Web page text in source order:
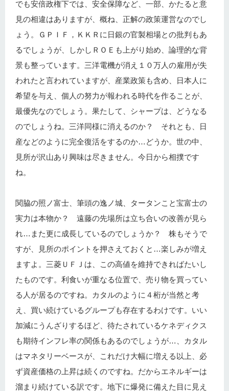
でも安倍政権下では、安全保障など、一部、かたると意
見の相違はありますが、概ね、正解の政策運営なのでし
ょう。ＧＰＩＦ，ＫＫＲに日銀の官製相場との批判もあ
るでしょうが、しかしＲＯＥも上がり始め、論理的な背
景も整っています。三洋電機が消え１０万人の雇用が失
われたと言われていますが、産業政策も含め、日本人に
希望を与え、個人の努力が報われる時代を作ることが、
最優先なのでしょう。果たして、シャープは、どうなる
のでしょうね。三洋同様に消えるのか？ それとも、日
産などのように完全復活をするのか…どうか。世の中、
見所が沢山あり興味は尽きません。今日から相撲です
ね。
関脇の照ノ富士、筆頭の逸ノ城、タータンこと宝富士の
実力は本物か？ 遠藤の先場所は立ち合いの改善が見ら
れ…また更に成長しているのでしょうか？ 株もそうで
すが、見所のポイントを押さえておくと…楽しみが増え
ますよ。三菱ＵＦＪは、この高値を維持できればたいし
たものです。利食いが重なる位置で、売り物を買ってい
る人が居るのですね。カタルのように４桁が当然と考
え、買い続けているグループも存在するわけです。いい
加減にうんざりするほど、待たされているケネディクス
も期待インフレ率の関係もあるのでしょうが…、カタル
はマネタリーベースが、これだけ大幅に増える以上、必
ず資産価格の上昇は続くのですね。だからエネルギーは
溜まり続けている訳です。地下に爆発に備えた目に見え